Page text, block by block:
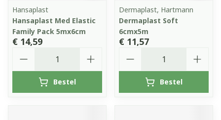
Hansaplast
Hansaplast Med Elastic
Family Pack 5mx6cm
€ 14,59
Bestel
Dermaplast, Hartmann
Dermaplast Soft
6cmx5m
€ 11,57
Bestel